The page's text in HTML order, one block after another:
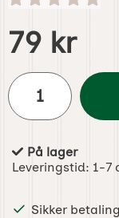
Handle dette
pris
79 kr
antall
På lager
Leveringstid: 1-7
Sikker betaling